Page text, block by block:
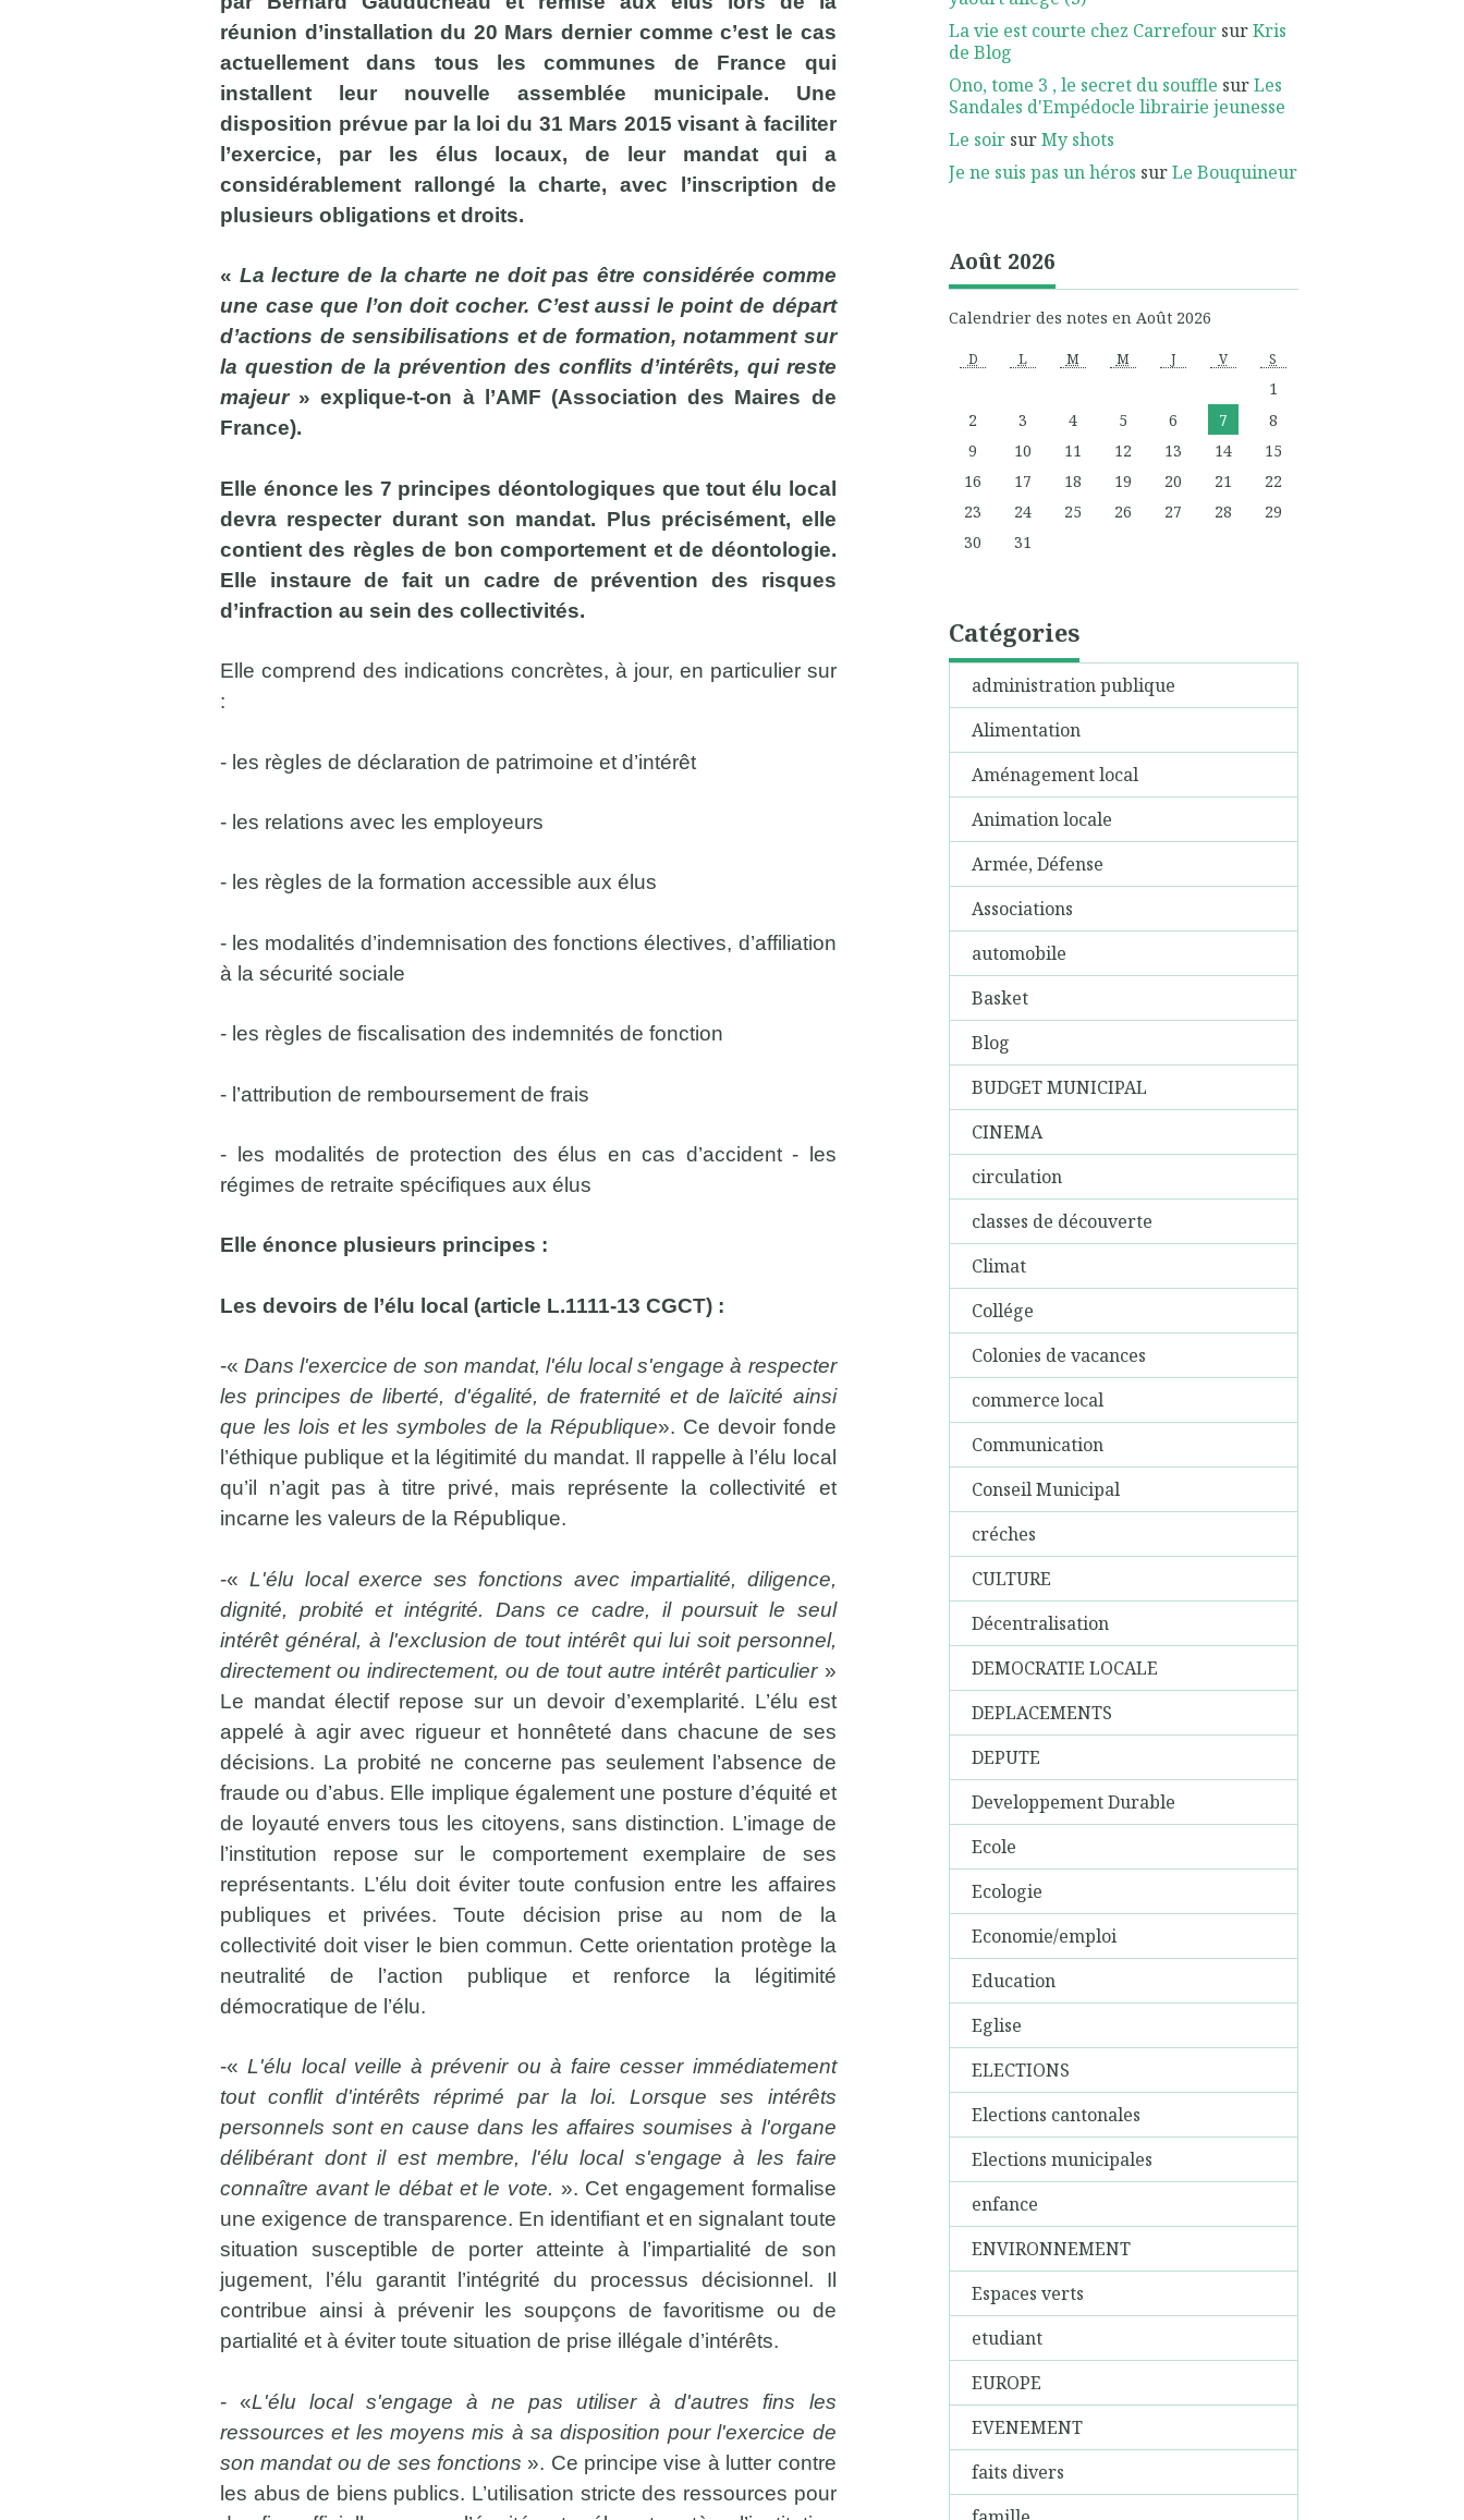
réunion d’installation du 20 Mars dernier comme c’est le cas
actuellement dans tous les communes de France qui
installent leur nouvelle assemblée municipale. Une
disposition prévue par la loi du 31 Mars 2015 visant à faciliter
l’exercice, par les élus locaux, de leur mandat qui a
considérablement rallongé la charte, avec l’inscription de
plusieurs obligations et droits.
« La lecture de la charte ne doit pas être considérée comme
une case que l’on doit cocher. C’est aussi le point de départ
d’actions de sensibilisations et de formation, notamment sur
la question de la prévention des conflits d’intérêts, qui reste
majeur» explique-t-on à l’AMF (Association des Maires de
France).
Elle énonce les 7 principes déontologiques que tout élu local
devra respecter durant son mandat. Plus précisément, elle
contient des règles de bon comportement et de déontologie.
Elle instaure de fait un cadre de prévention des risques
d’infraction au sein des collectivités.
Elle comprend des indications concrètes, à jour, en particulier sur
:
- les règles de déclaration de patrimoine et d’intérêt
- les relations avec les employeurs
- les règles de la formation accessible aux élus
- les modalités d’indemnisation des fonctions électives, d’affiliation
à la sécurité sociale
- les règles de fiscalisation des indemnités de fonction
- l’attribution de remboursement de frais
- les modalités de protection des élus en cas d’accident - les
régimes de retraite spécifiques aux élus
Elle énonce plusieurs principes :
Les devoirs de l’élu local (article L.1111-13 CGCT) :
-«Dans l'exercice de son mandat, l'élu local s'engage à respecter
les principes de liberté, d'égalité, de fraternité et de laïcité ainsi
que les lois et les symboles de la République». Ce devoir fonde
l’éthique publique et la légitimité du mandat. Il rappelle à l’élu local
qu’il n’agit pas à titre privé, mais représente la collectivité et
incarne les valeurs de la République.
-« L'élu local exerce ses fonctions avec impartialité, diligence,
dignité, probité et intégrité. Dans ce cadre, il poursuit le seul
intérêt général, à l'exclusion de tout intérêt qui lui soit personnel,
directement ou indirectement, ou de tout autre intérêt particulier »
Le mandat électif repose sur un devoir d’exemplarité. L’élu est
appelé à agir avec rigueur et honnêteté dans chacune de ses
décisions. La probité ne concerne pas seulement l’absence de
fraude ou d’abus. Elle implique également une posture d’équité et
de loyauté envers tous les citoyens, sans distinction. L’image de
l’institution repose sur le comportement exemplaire de ses
représentants. L’élu doit éviter toute confusion entre les affaires
publiques et privées. Toute décision prise au nom de la
collectivité doit viser le bien commun. Cette orientation protège la
neutralité de l’action publique et renforce la légitimité
démocratique de l’élu.
-«L'élu local veille à prévenir ou à faire cesser immédiatement
tout conflit d'intérêts réprimé par la loi. Lorsque ses intérêts
personnels sont en cause dans les affaires soumises à l'organe
délibérant dont il est membre, l'élu local s'engage à les faire
connaître avant le débat et le vote. ». Cet engagement formalise
une exigence de transparence. En identifiant et en signalant toute
situation susceptible de porter atteinte à l’impartialité de son
jugement, l’élu garantit l’intégrité du processus décisionnel. Il
contribue ainsi à prévenir les soupçons de favoritisme ou de
partialité et à éviter toute situation de prise illégale d’intérêts.
- «L'élu local s'engage à ne pas utiliser à d'autres fins les
ressources et les moyens mis à sa disposition pour l'exercice de
son mandat ou de ses fonctions ». Ce principe vise à lutter contre
les abus de biens publics. L’utilisation stricte des ressources pour
La vie est courte chez CarrefoursurKris
de Blog
Ono, tome 3 , le secret du souffle surLes
Sandales d'Empédocle librairie jeunesse
Le soirsurMy shots
Je ne suis pas un héros surLe Bouquineur
Août 2026
Calendrier des notes en Août 2026
D L M M J V S
1
2
3 4 5 6 7
8
9
10 11 12 13 14
15
16
17 18 19 20 21
22
23
24 25 26 27 28
29
30
31
Catégories
administration publique
Alimentation
Aménagement local
Animation locale
Armée, Défense
Associations
automobile
Basket
Blog
BUDGET MUNICIPAL
CINEMA
circulation
classes de découverte
Climat
Collége
Colonies de vacances
commerce local
Communication
Conseil Municipal
créches
CULTURE
Décentralisation
DEMOCRATIE LOCALE
DEPLACEMENTS
DEPUTE
Developpement Durable
Ecole
Ecologie
Economie/emploi
Education
Eglise
ELECTIONS
Elections cantonales
Elections municipales
enfance
ENVIRONNEMENT
Espaces verts
etudiant
EUROPE
EVENEMENT
faits divers